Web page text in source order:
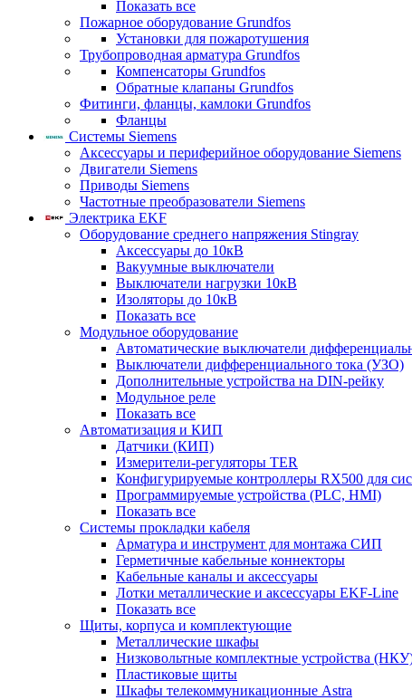
Показать все
Пожарное оборудование Grundfos
Установки для пожаротушения
Трубопроводная арматура Grundfos
Компенсаторы Grundfos
Обратные клапаны Grundfos
Фитинги, фланцы, камлоки Grundfos
Фланцы
Системы Siemens
Аксессуары и периферийное оборудование Siemens
Двигатели Siemens
Приводы Siemens
Частотные преобразователи Siemens
Электрика EKF
Оборудование среднего напряжения Stingray
Аксессуары до 10кВ
Вакуумные выключатели
Выключатели нагрузки 10кВ
Изоляторы до 10кВ
Показать все
Модульное оборудование
Автоматические выключатели
Выключатели дифференциального тока (УЗО)
Дополнительные устройства на DIN-рейку
Модульное реле
Показать все
Автоматизация и КИП
Датчики (КИП)
Измерители-регуляторы TER
Конфигурируемые контроллеры RX500 для
Программируемые устройства (PLC, HMI)
Показать все
Системы прокладки кабеля
Арматура и инструмент для монтажа СИП
Герметичные кабельные коннекторы
Кабельные каналы и аксессуары
Лотки металлические и аксессуары EKF-Line
Показать все
Щиты, корпуса и комплектующие
Металлические шкафы
Низковольтные комплектные устройства
Пластиковые щиты
Шкафы телекоммуникационные Astra